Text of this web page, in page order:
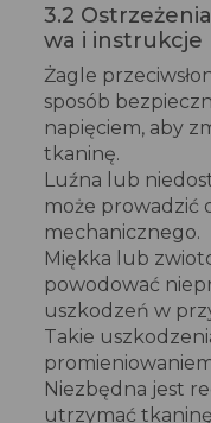
3.2
wa i instrukcje
Żagle
sposób
napięciem, aby
tkaninę.
Luźna lub
może prowadzić
mechanicznego.
Miękka lub
powodować
uszkodzeń w
Takie
Niezbędna jest
utrzymać